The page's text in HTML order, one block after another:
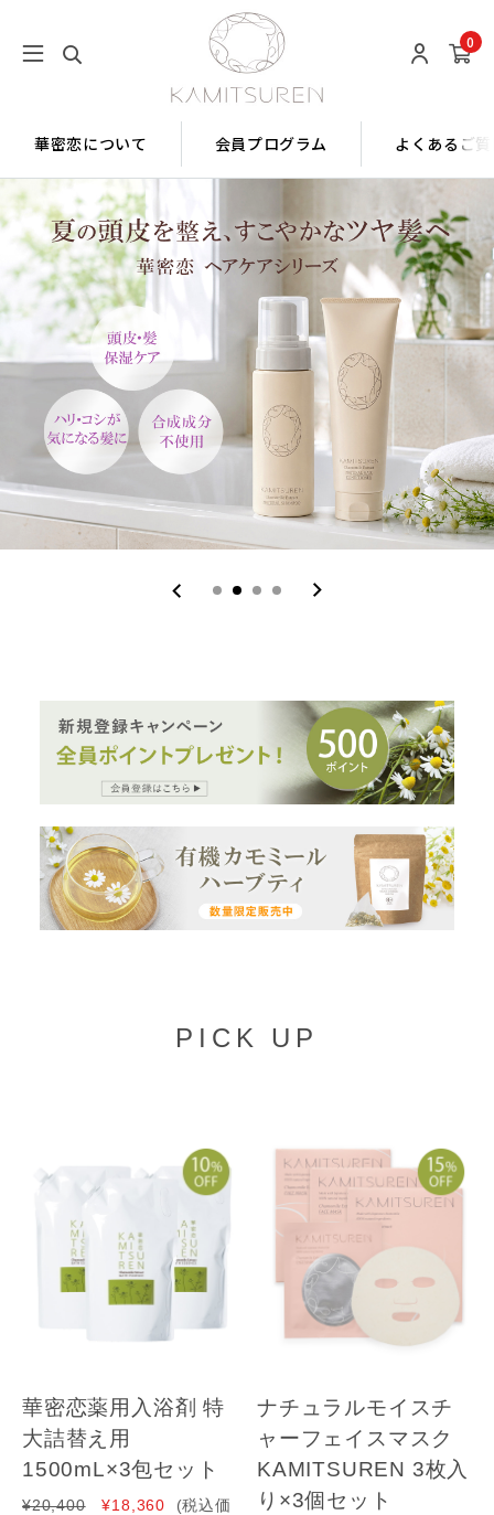
0
華密恋について 会員プログラム よくあるご
PICK UP
華密恋薬用入浴剤 特
大詰替え用
1500mL×3包セット
¥20,400 ¥18,360
(税込価
ナチュラルモイスチ
ャーフェイスマスク
KAMITSUREN 3枚入
り×3個セット